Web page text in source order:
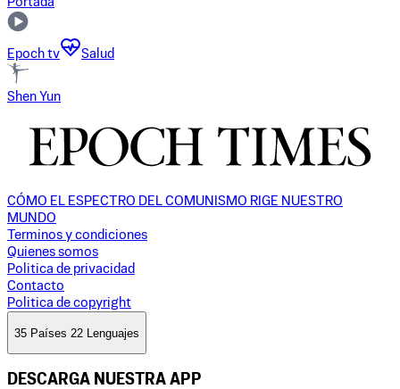
Epoch tv Salud
Shen Yun
CÓMO EL ESPECTRO DEL COMUNISMO RIGE NUESTRO
MUNDO
Terminos y condiciones
Quienes somos
Politica de privacidad
Contacto
Politica de copyright
35 Países 22 Lenguajes
DESCARGA NUESTRA APP